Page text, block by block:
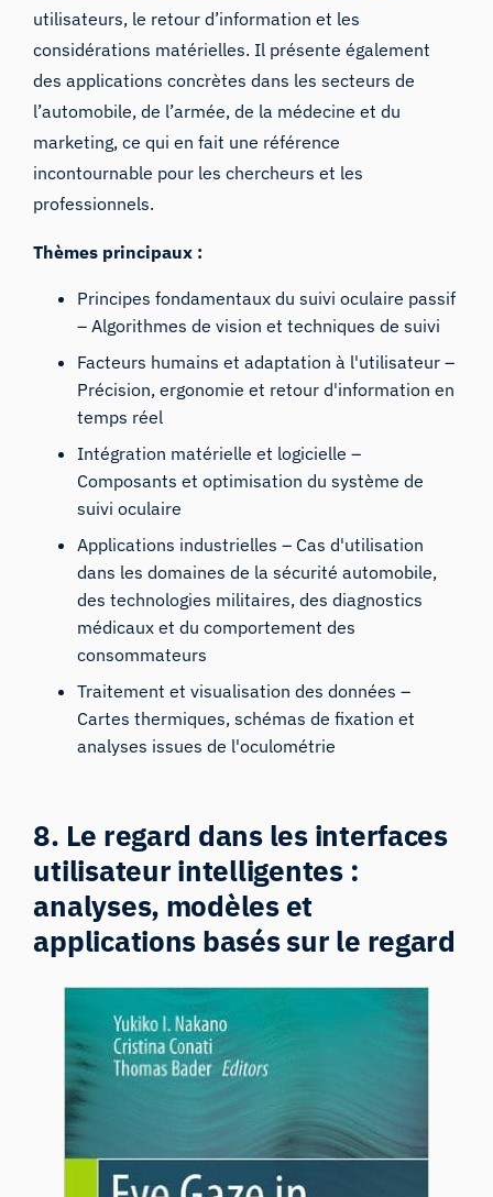
utilisateurs, le retour d’information et les
considérations matérielles. Il présente également
des applications concrètes dans les secteurs de
l’automobile, de l’armée, de la médecine et du
marketing, ce qui en fait une référence
incontournable pour les chercheurs et les
professionnels.
Thèmes principaux :
Principes fondamentaux du suivi oculaire passif
– Algorithmes de vision et techniques de suivi
Facteurs humains et adaptation à l'utilisateur –
Précision, ergonomie et retour d'information en
temps réel
Intégration matérielle et logicielle –
Composants et optimisation du système de
suivi oculaire
Applications industrielles – Cas d'utilisation
dans les domaines de la sécurité automobile,
des technologies militaires, des diagnostics
médicaux et du comportement des
consommateurs
Traitement et visualisation des données –
Cartes thermiques, schémas de fixation et
analyses issues de l'oculométrie
8. Le regard dans les interfaces
utilisateur intelligentes :
analyses, modèles et
applications basés sur le regard